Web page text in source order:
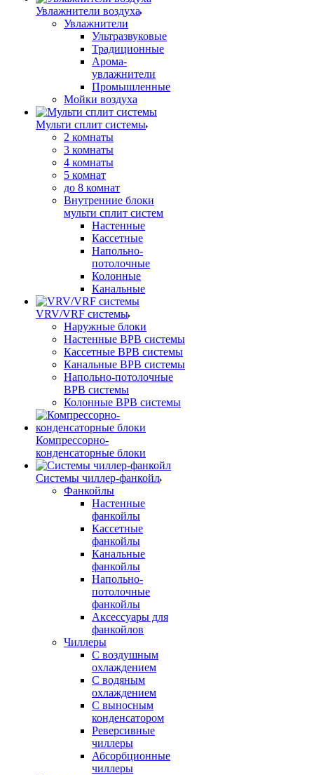
Увлажнители воздуха
Увлажнители
Ультразвуковые
Традиционные
Арома-
увлажнители
Промышленные
Мойки воздуха
Мульти сплит системы
2 комнаты
3 комнаты
4 комнаты
5 комнат
до 8 комнат
Внутренние блоки
мульти сплит систем
Настенные
Кассетные
Напольно-
потолочные
Колонные
Канальные
VRV/VRF системы
Наружные блоки
Настенные ВРВ системы
Кассетные ВРВ системы
Канальные ВРВ системы
Напольно-потолочные
ВРВ системы
Колонные ВРВ системы
Компрессорно-
конденсаторные блоки
Системы чиллер-фанкойл
Фанкойлы
Настенные
фанкойлы
Кассетные
фанкойлы
Канальные
фанкойлы
Напольно-
потолочные
фанкойлы
Аксессуары для
фанкойлов
Чиллеры
С воздушным
охлаждением
С водяным
охлаждением
С выносным
конденсатором
Реверсивные
чиллеры
Абсорбционные
чиллеры